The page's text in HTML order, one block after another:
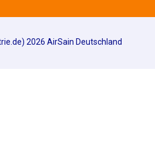
2026 AirSain Deutschland